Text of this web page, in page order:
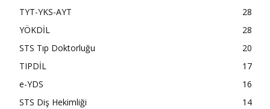
TYT-YKS-AYT
28
YÖKDİL
28
STS Tıp Doktorluğu
20
TIPDİL
17
e-YDS
16
STS Diş Hekimliği
14